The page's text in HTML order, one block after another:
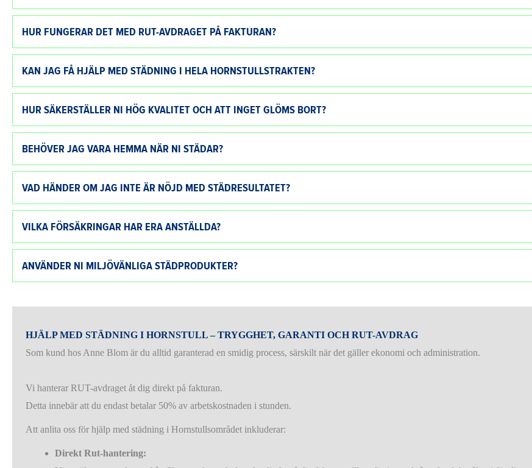
HUR FUNGERAR DET MED RUT-AVDRAGET PÅ FAKTURAN?
KAN JAG FÅ HJÄLP MED STÄDNING I HELA HORNSTULLSTRAKTEN?
HUR SÄKERSTÄLLER NI HÖG KVALITET OCH ATT INGET GLÖMS BORT?
BEHÖVER JAG VARA HEMMA NÄR NI STÄDAR?
VAD HÄNDER OM JAG INTE ÄR NÖJD MED STÄDRESULTATET?
VILKA FÖRSÄKRINGAR HAR ERA ANSTÄLLDA?
ANVÄNDER NI MILJÖVÄNLIGA STÄDPRODUKTER?
HJÄLP MED STÄDNING I HORNSTULL – TRYGGHET, GARANTI OCH RUT-AVDRAG
Som kund hos Anne Blom är du alltid garanterad en smidig process, särskilt när det gäller ekonomi och administration.
Vi hanterar RUT-avdraget åt dig direkt på fakturan.
Detta innebär att du endast betalar 50% av arbetskostnaden i stunden.
Att anlita oss för hjälp med städning i Hornstullsområdet inkluderar:
Direkt Rut-hantering: